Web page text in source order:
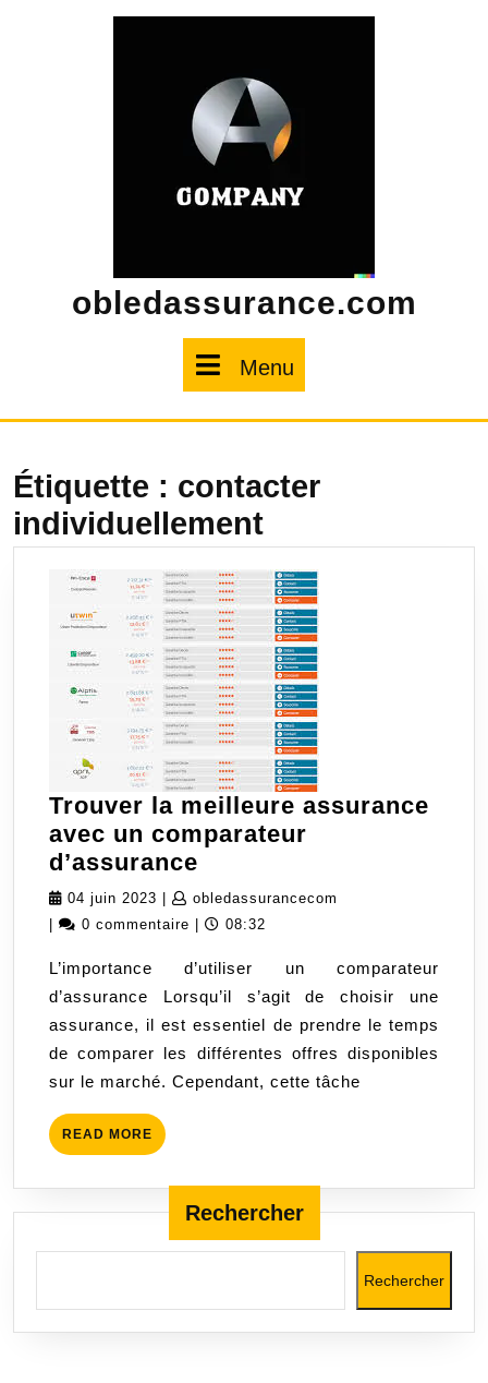
obledassurance.com
Menu
Étiquette : contacter
individuellement
Trouver la meilleure assurance
avec un comparateur
d’assurance
la
meilleure
avec
un
comparateur
d’assurance
04 juin 2023 04
juin
obledassurancecom
0 commentaire 08:32
L’importance d’utiliser un comparateur
d’assurance Lorsqu’il s’agit de choisir une
assurance, il est essentiel de prendre le temps
de comparer les différentes offres disponibles
sur le marché. Cependant, cette tâche
READ MORE READ
MORE
Rechercher
Rechercher